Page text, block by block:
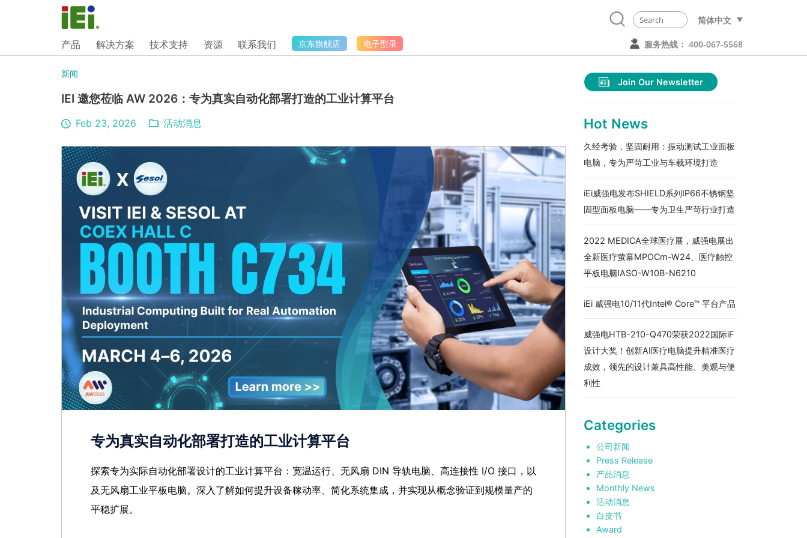
简体中文
产品 解决方案 技术支持 资源 联系我们 京东旗舰店 电子型录 服务热线： 400-067-5568
新闻
IEI 邀您莅临 AW 2026：专为真实自动化部署打造的工业计算平台
Feb 23, 2026 活动消息
专为真实自动化部署打造的工业计算平台
探索专为实际自动化部署设计的工业计算平台：宽温运行、无风扇 DIN 导轨电脑、高连接性 I/O 接口，以
及无风扇工业平板电脑。深入了解如何提升设备稼动率、简化系统集成，并实现从概念验证到规模量产的
平稳扩展。
Join Our Newsletter
Hot News
久经考验，坚固耐用：振动测试工业面板
电脑，专为严苛工业与车载环境打造
iEi威强电发布SHIELD系列IP66不锈钢坚
固型面板电脑——专为卫生严苛行业打造
2022 MEDICA全球医疗展，威强电展出
全新医疗萤幕MPOCm-W24、医疗触控
平板电脑IASO-W10B-N6210
iEi 威强电10/11代Intel® Core™ 平台产品
威强电HTB-210-Q470荣获2022国际iF
设计大奖！创新AI医疗电脑提升精准医疗
成效，领先的设计兼具高性能、美观与便
利性
Categories
公司新闻
Press Release
产品消息
Monthly News
活动消息
白皮书
Award